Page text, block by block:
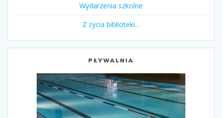
Wydarzenia szkolne
Z życia biblioteki…
PŁYWALNIA